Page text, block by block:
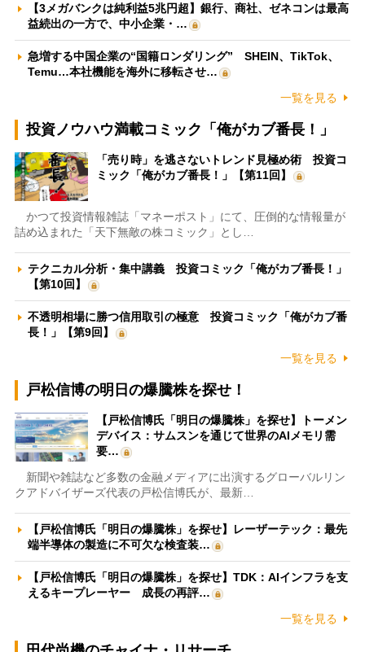
【3メガバンクは純利益5兆円超】銀行、商社、ゼネコンは最高
益続出の一方で、中小企業・…
急増する中国企業の“国籍ロンダリング” SHEIN、TikTok、
Temu…本社機能を海外に移転させ…
一覧を見る
投資ノウハウ満載コミック「俺がカブ番長！」
「売り時」を逃さないトレンド見極め術 投資コ
ミック「俺がカブ番長！」【第11回】
かつて投資情報雑誌「マネーポスト」にて、圧倒的な情報量が
詰め込まれた「天下無敵の株コミック」とし…
テクニカル分析・集中講義 投資コミック「俺がカブ番長！」
【第10回】
不透明相場に勝つ信用取引の極意 投資コミック「俺がカブ番
長！」【第9回】
一覧を見る
戸松信博の明日の爆騰株を探せ！
【戸松信博氏「明日の爆騰株」を探せ】トーメン
デバイス：サムスンを通じて世界のAIメモリ需
要…
新聞や雑誌など多数の金融メディアに出演するグローバルリン
クアドバイザーズ代表の戸松信博氏が、最新…
【戸松信博氏「明日の爆騰株」を探せ】レーザーテック：最先
端半導体の製造に不可欠な検査装…
【戸松信博氏「明日の爆騰株」を探せ】TDK：AIインフラを支
えるキープレーヤー 成長の再評…
一覧を見る